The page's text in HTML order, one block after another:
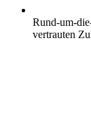
Rund-um-
vertrauten